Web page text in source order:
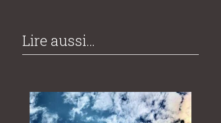
Lire aussi…